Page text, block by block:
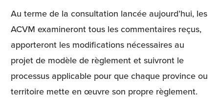
Au terme de la consultation lancée aujourd’hui, les
ACVM examineront tous les commentaires reçus,
apporteront les modifications nécessaires au
projet de modèle de règlement et suivront le
processus applicable pour que chaque province ou
territoire mette en œuvre son propre règlement.